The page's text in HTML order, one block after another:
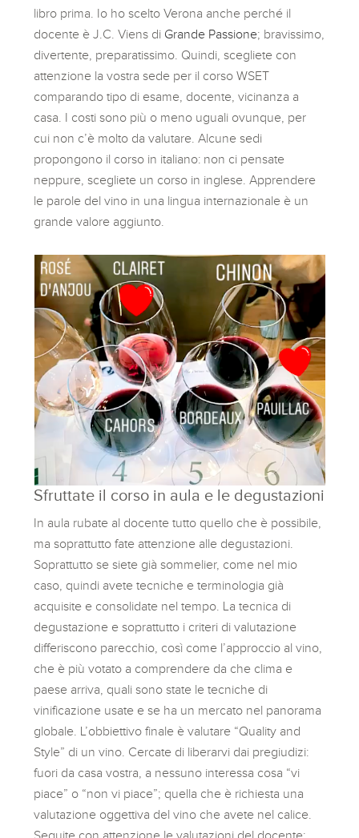
libro prima. Io ho scelto Verona anche perché il
docente è J.C. Viens di Grande Passione; bravissimo,
divertente, preparatissimo. Quindi, scegliete con
attenzione la vostra sede per il corso WSET
comparando tipo di esame, docente, vicinanza a
casa. I costi sono più o meno uguali ovunque, per
cui non c’è molto da valutare. Alcune sedi
propongono il corso in italiano: non ci pensate
neppure, scegliete un corso in inglese. Apprendere
le parole del vino in una lingua internazionale è un
grande valore aggiunto.
Sfruttate il corso in aula e le degustazioni
In aula rubate al docente tutto quello che è possibile,
ma soprattutto fate attenzione alle degustazioni.
Soprattutto se siete già sommelier, come nel mio
caso, quindi avete tecniche e terminologia già
acquisite e consolidate nel tempo. La tecnica di
degustazione e soprattutto i criteri di valutazione
differiscono parecchio, così come l’approccio al vino,
che è più votato a comprendere da che clima e
paese arriva, quali sono state le tecniche di
vinificazione usate e se ha un mercato nel panorama
globale. L’obbiettivo finale è valutare “Quality and
Style” di un vino. Cercate di liberarvi dai pregiudizi:
fuori da casa vostra, a nessuno interessa cosa “vi
piace” o “non vi piace”; quella che è richiesta una
valutazione oggettiva del vino che avete nel calice.
Seguite con attenzione le valutazioni del docente: